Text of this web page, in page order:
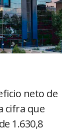
neto de
cifra que
1.630,8